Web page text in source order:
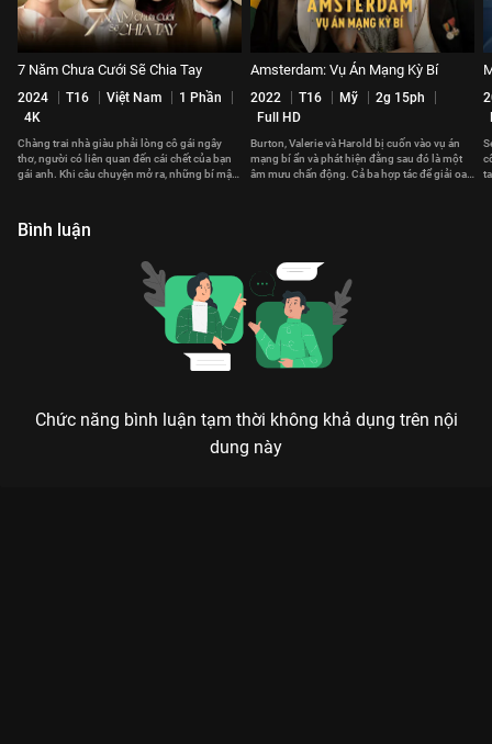
7 Năm Chưa Cưới Sẽ Chia Tay
2024 T16 Việt Nam
1 Phần
4K
Chàng trai nhà giàu phải lòng cô gái ngây
thơ, người có liên quan đến cái chết của bạn
gái anh. Khi câu chuyện mở ra, những bí mật
Amsterdam: Vụ Án Mạng Kỳ Bí
2022 T16 Mỹ
2g 15ph
Full HD
Burton, Valerie và Harold bị cuốn vào vụ án
mạng bí ẩn và phát hiện đằng sau đó là một
âm mưu chấn động. Cả ba hợp tác để giải oan
Bình luận
Chức năng bình luận tạm thời không khả dụng trên nội
dung này